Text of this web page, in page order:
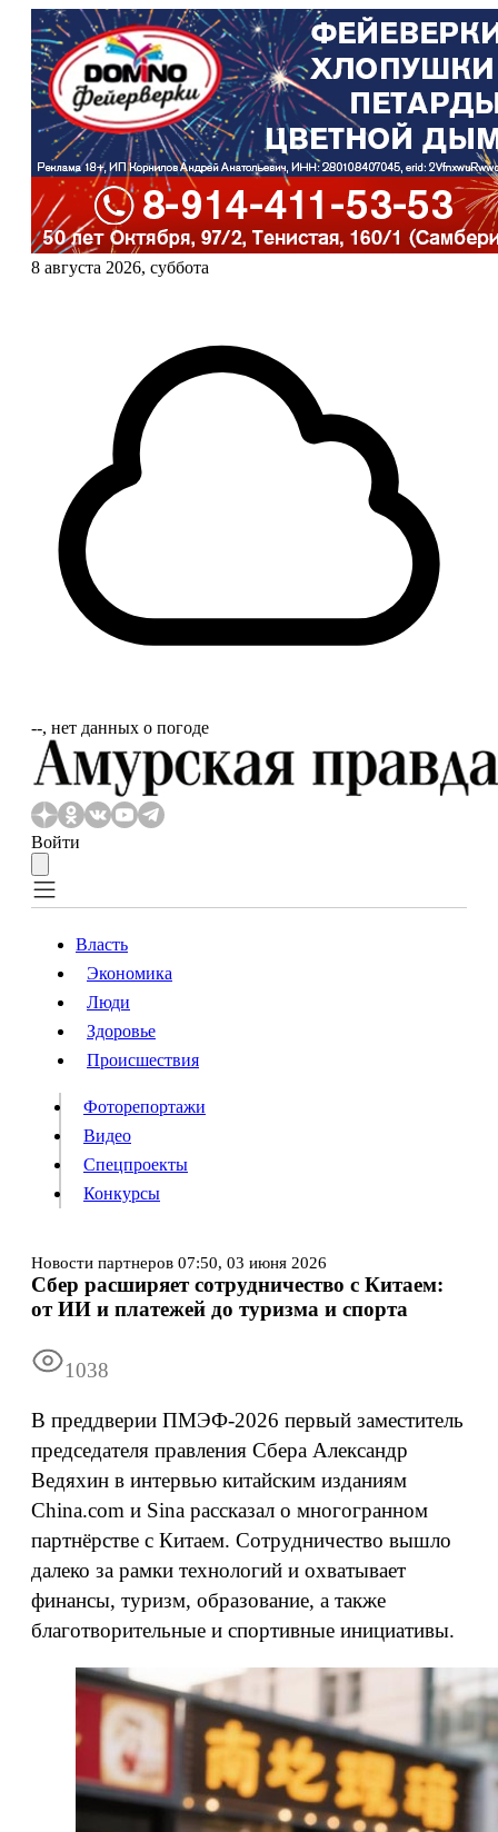
8 августа 2026, суббота
‐‐, нет данных о погоде
Войти
Власть
Происшествия
Видео
Конкурсы
Реклама Все новости Архив
Власть
Экономика
Люди
Здоровье
Происшествия
Фоторепортажи
Видео
Спецпроекты
Конкурсы
Новости партнеров 07:50, 03 июня 2026
Сбер расширяет сотрудничество с Китаем:
от ИИ и платежей до туризма и спорта
1038
В преддверии ПМЭФ-2026 первый заместитель
председателя правления Сбера Александр
Ведяхин в интервью китайским изданиям
China.com и Sina рассказал о многогранном
партнёрстве с Китаем. Сотрудничество вышло
далеко за рамки технологий и охватывает
финансы, туризм, образование, а также
благотворительные и спортивные инициативы.